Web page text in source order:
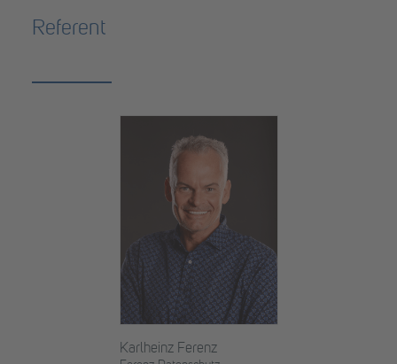
Referent
Karlheinz Ferenz